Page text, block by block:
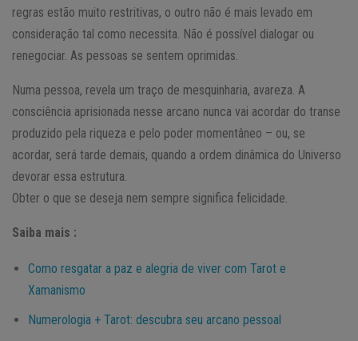
regras estão muito restritivas, o outro não é mais levado em
consideração tal como necessita. Não é possível dialogar ou
renegociar. As pessoas se sentem oprimidas.
Numa pessoa, revela um traço de mesquinharia, avareza. A
consciência aprisionada nesse arcano nunca vai acordar do transe
produzido pela riqueza e pelo poder momentâneo – ou, se
acordar, será tarde demais, quando a ordem dinâmica do Universo
devorar essa estrutura.
Obter o que se deseja nem sempre significa felicidade.
Saiba mais :
Como resgatar a paz e alegria de viver com Tarot e
Xamanismo
Numerologia + Tarot: descubra seu arcano pessoal